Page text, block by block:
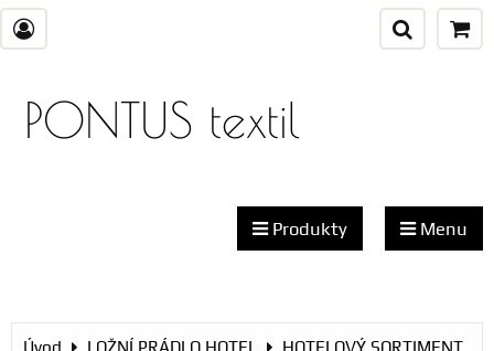
PONTUS textil
Produkty Menu
Úvod LOŽNÍ PRÁDLO HOTEL HOTELOVÝ SORTIMENT